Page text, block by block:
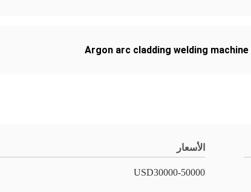
Argon arc cladding welding machine
الأسعار
USD30000-50000